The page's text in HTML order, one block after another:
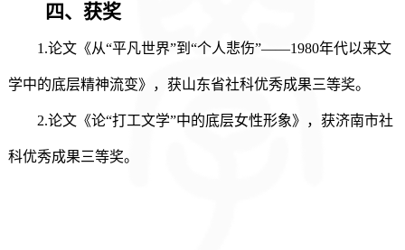
四、获奖
1.论文《从“平凡世界”到“个人悲伤”——1980年代以来文
学中的底层精神流变》，获山东省社科优秀成果三等奖。
2.论文《论“打工文学”中的底层女性形象》，获济南市社
科优秀成果三等奖。